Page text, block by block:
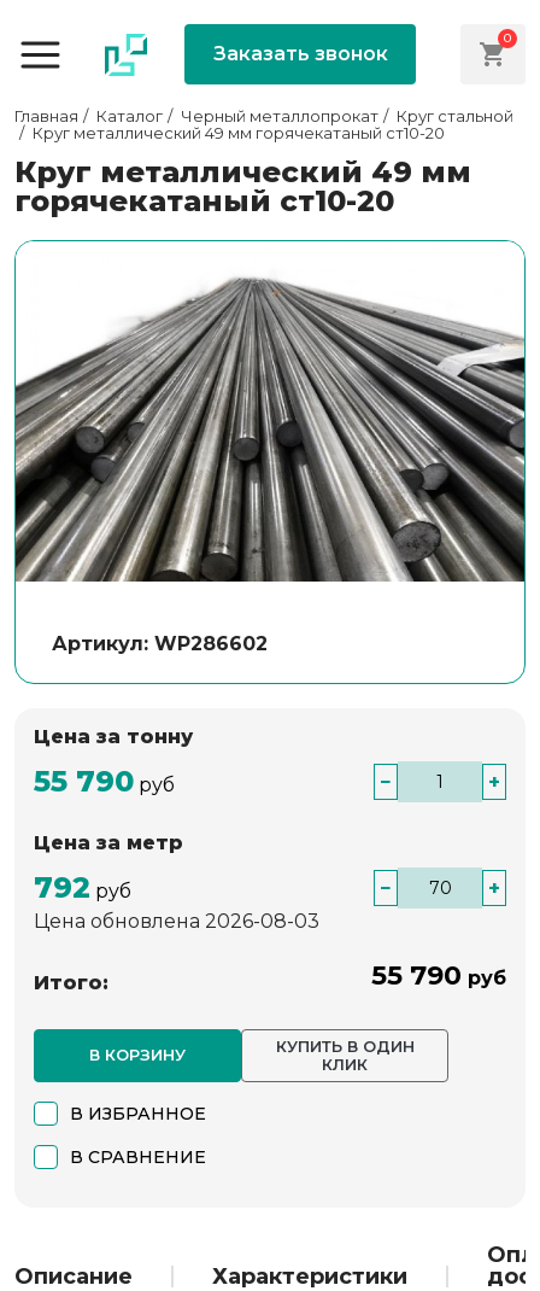
Заказать звонок
0
Главная Каталог Черный металлопрокат
Круг стальной
Круг металлический 49 мм горячекатаный ст10-20
Круг металлический 49 мм
горячекатаный ст10-20
Артикул: WP286602
Цена за тонну
55 790 руб − +
Цена за метр
792 руб −
+
Цена обновлена 2026-08-03
Итого: 55 790 руб
В КОРЗИНУ
КУПИТЬ В ОДИН
КЛИК
В ИЗБРАННОЕ
В СРАВНЕНИЕ
Описание Характеристики